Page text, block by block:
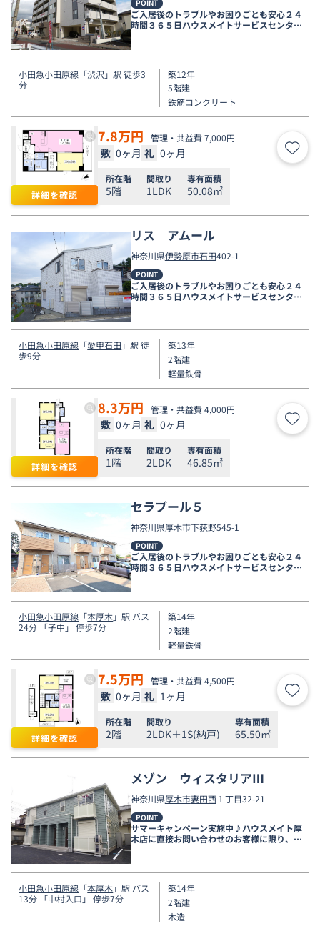
POINT
ご入居後のトラブルやお困りごとも安心２４
時間３６５日ハウスメイトサービスセンター
電話受付対応。
小田急小田原線 「渋沢 」駅 徒歩3
分
築12年
5階建
鉄筋コンクリート
詳細を確認
7.8万円 管理・共益費 7,000円
敷 0ヶ月 礼 0ヶ月 お気
所在階
5階
間取り
1LDK
専有面積
50.08㎡
リス アムール
神奈川県伊勢原市石田402-1
POINT
ご入居後のトラブルやお困りごとも安心２４
時間３６５日ハウスメイトサービスセンター
電話受付対応。
小田急小田原線 「愛甲石田 」駅 徒
歩9分
築13年
2階建
軽量鉄骨
詳細を確認
8.3万円 管理・共益費 4,000円
敷 0ヶ月 礼 0ヶ月 お気
所在階
1階
間取り
2LDK
専有面積
46.85㎡
セラブール５
神奈川県厚木市下荻野545-1
POINT
ご入居後のトラブルやお困りごとも安心２４
時間３６５日ハウスメイトサービスセンター
電話受付対応。
小田急小田原線 「本厚木」駅 バス
24分 「子中」 停歩7分
築14年
2階建
軽量鉄骨
詳細を確認
7.5万円 管理・共益費 4,500円
敷 0ヶ月 礼 1ヶ月 お気
所在階
2階
間取り
2LDK＋1S(納戸)
専有面積
65.50㎡
メゾン ウィスタリアⅢ
神奈川県厚木市妻田西１丁目32-21
POINT
サマーキャンペーン実施中♪ハウスメイト厚
木店に直接お問い合わせのお客様に限り、９
月末まで家賃無料♪
小田急小田原線 「本厚木」駅 バス
13分 「中村入口」 停歩7分
築14年
2階建
木造